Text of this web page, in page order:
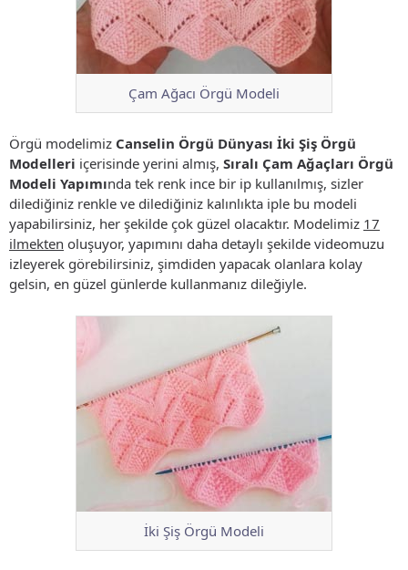
Çam Ağacı Örgü Modeli
Örgü modelimiz Canselin Örgü Dünyası İki Şiş Örgü
Modelleri içerisinde yerini almış, Sıralı Çam Ağaçları Örgü
Modeli Yapımında tek renk ince bir ip kullanılmış, sizler
dilediğiniz renkle ve dilediğiniz kalınlıkta iple bu modeli
yapabilirsiniz, her şekilde çok güzel olacaktır. Modelimiz 17
ilmekten oluşuyor, yapımını daha detaylı şekilde videomuzu
izleyerek görebilirsiniz, şimdiden yapacak olanlara kolay
gelsin, en güzel günlerde kullanmanız dileğiyle.
İki Şiş Örgü Modeli